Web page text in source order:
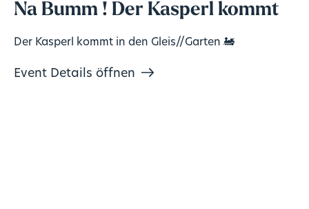
Na Bumm ! Der Kasperl kommt
Der Kasperl kommt in den Gleis//Garten 🚂
Event Details öffnen